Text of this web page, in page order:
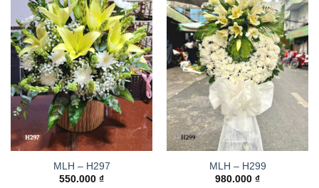
MLH – H297
550.000 ₫
MLH – H299
980.000 ₫